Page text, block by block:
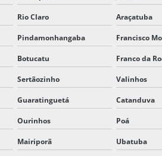
EMPRESA DE TRANSPORTE
EMPRESA DE TRANSPORTE
EMPRESAS DE CARGAS
EMPRESAS QUE FAZEM
MERCADORIAS
EMPRESAS TRANSPORTE CARGA
Rio Claro Araçatuba
Pindamonhangaba Francisco
Botucatu Franco da
Sertãozinho Valinhos
Guaratinguetá Catanduva
Ourinhos Poá
Mairiporã Ubatuba